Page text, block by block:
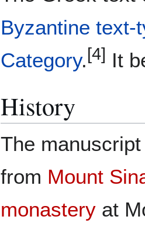
Byzantine text-
Category. [4] It
History
The
from Mount
monastery at